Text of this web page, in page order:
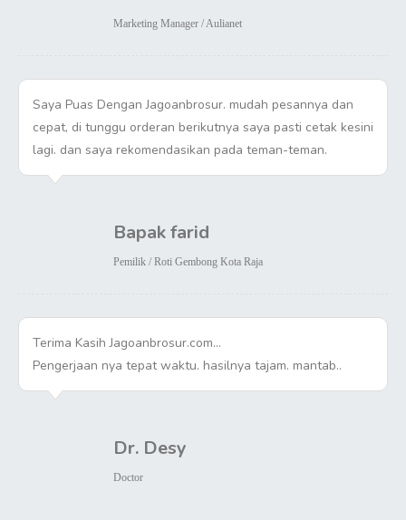
Marketing Manager / Aulianet
Saya Puas Dengan Jagoanbrosur. mudah pesannya dan
cepat, di tunggu orderan berikutnya saya pasti cetak kesini
lagi. dan saya rekomendasikan pada teman-teman.
Bapak farid
Pemilik / Roti Gembong Kota Raja
Terima Kasih Jagoanbrosur.com…
Pengerjaan nya tepat waktu. hasilnya tajam. mantab..
Dr. Desy
Doctor